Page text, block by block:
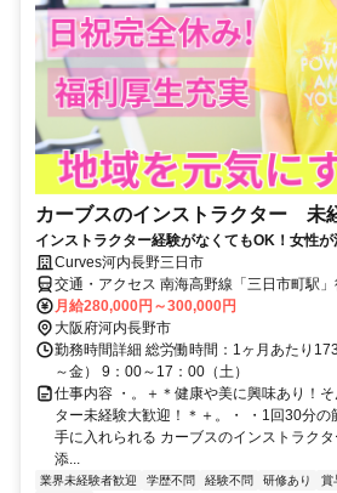
カーブスのインストラクター 未
インストラクター経験がなくてもOK！女性が
Curves河内長野三日市
交通・アクセス 南海高野線「三日市町駅
月給280,000円～300,000円
大阪府河内長野市
勤務時間詳細 総労働時間：1ヶ月あたり
～金） 9：00～17：00（土）
仕事内容 ・。＋＊健康や美に興味あり！
ター未経験大歓迎！＊＋。・ ・1回30分の
手に入れられる カーブスのインストラク
添...
業界未経験者歓迎 学歴不問 経験不問 研修あり 賞